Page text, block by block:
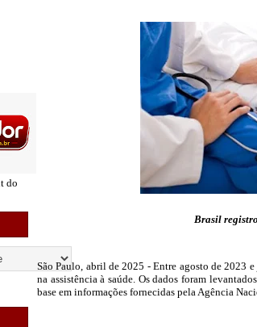
do
Brasil
São Paulo, abril de 2025 - Entre agosto de
na assistência à saúde. Os dados foram
base em informações fornecidas pela Agência